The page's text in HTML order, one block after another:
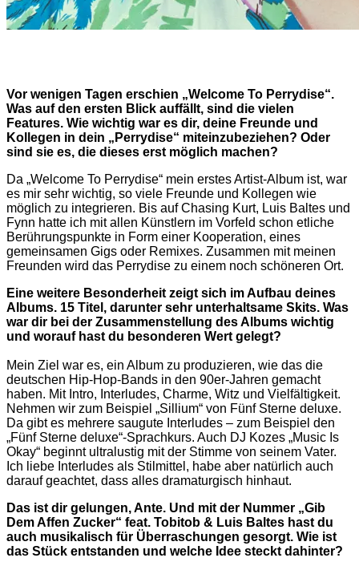
Vor wenigen Tagen erschien „Welcome To Perrydise“.
Was auf den ersten Blick auffällt, sind die vielen
Features. Wie wichtig war es dir, deine Freunde und
Kollegen in dein „Perrydise“ miteinzubeziehen? Oder
sind sie es, die dieses erst möglich machen?
Da „Welcome To Perrydise“ mein erstes Artist-Album ist, war
es mir sehr wichtig, so viele Freunde und Kollegen wie
möglich zu integrieren. Bis auf Chasing Kurt, Luis Baltes und
Fynn hatte ich mit allen Künstlern im Vorfeld schon etliche
Berührungspunkte in Form einer Kooperation, eines
gemeinsamen Gigs oder Remixes. Zusammen mit meinen
Freunden wird das Perrydise zu einem noch schöneren Ort.
Eine weitere Besonderheit zeigt sich im Aufbau deines
Albums. 15 Titel, darunter sehr unterhaltsame Skits. Was
war dir bei der Zusammenstellung des Albums wichtig
und worauf hast du besonderen Wert gelegt?
Mein Ziel war es, ein Album zu produzieren, wie das die
deutschen Hip-Hop-Bands in den 90er-Jahren gemacht
haben. Mit Intro, Interludes, Charme, Witz und Vielfältigkeit.
Nehmen wir zum Beispiel „Sillium“ von Fünf Sterne deluxe.
Da gibt es mehrere saugute Interludes – zum Beispiel den
„Fünf Sterne deluxe“-Sprachkurs. Auch DJ Kozes „Music Is
Okay“ beginnt ultralustig mit der Stimme von seinem Vater.
Ich liebe Interludes als Stilmittel, habe aber natürlich auch
darauf geachtet, dass alles dramaturgisch hinhaut.
Das ist dir gelungen, Ante. Und mit der Nummer „Gib
Dem Affen Zucker“ feat. Tobitob & Luis Baltes hast du
auch musikalisch für Überraschungen gesorgt. Wie ist
das Stück entstanden und welche Idee steckt dahinter?